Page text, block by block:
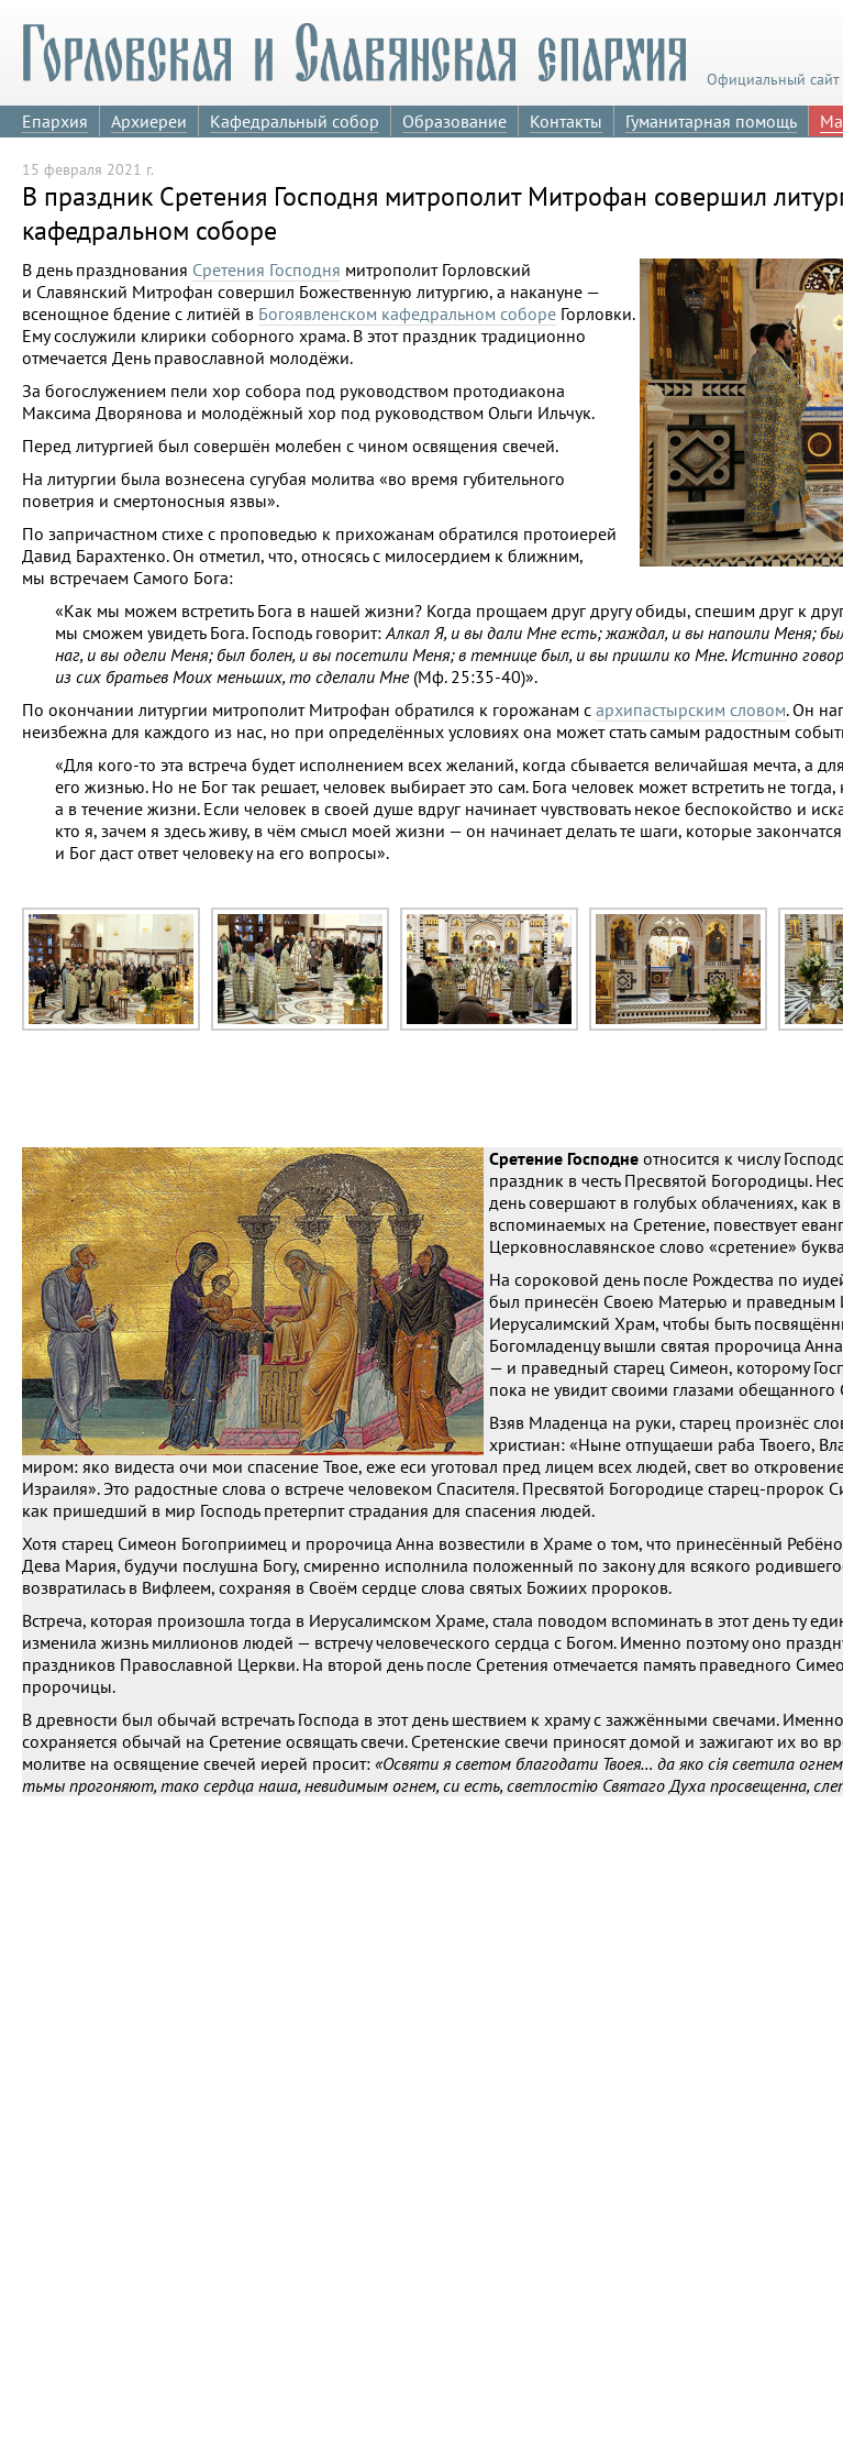
Официальный сайт
Епархия Архиереи Кафедральный собор Образование Контакты Гуманитарная помощь
15 февраля 2021 г.
В праздник Сретения Господня митрополит Митрофан совершил
кафедральном соборе
В день празднования Сретения Господня митрополит Горловский
и Славянский Митрофан совершил Божественную литургию, а накануне —
всенощное бдение с литиёй в Богоявленском кафедральном соборе Горловки.
Ему сослужили клирики соборного храма. В этот праздник традиционно
отмечается День православной молодёжи.
За богослужением пели хор собора под руководством протодиакона
Максима Дворянова и молодёжный хор под руководством Ольги Ильчук.
Перед литургией был совершён молебен с чином освящения свечей.
На литургии была вознесена сугубая молитва «во время губительного
поветрия и смертоносныя язвы».
По запричастном стихе с проповедью к прихожанам обратился протоиерей
Давид Барахтенко. Он отметил, что, относясь с милосердием к ближним,
мы встречаем Самого Бога:
«Как мы можем встретить Бога в нашей жизни? Когда прощаем друг другу обиды, спешим друг к
мы сможем увидеть Бога. Господь говорит:Алкал Я, и вы дали Мне есть; жаждал, и вы напоили Меня;
наг, и вы одели Меня; был болен, и вы посетили Меня; в темнице был, и вы пришли ко Мне. Истинно
из сих братьев Моих меньших, то сделали Мне(Мф. 25:35-40)».
По окончании литургии митрополит Митрофан обратился к горожанам с архипастырским словом. Он
неизбежна для каждого из нас, но при определённых условиях она может стать самым радостным
«Для кого-то эта встреча будет исполнением всех желаний, когда сбывается величайшая мечта, а
его жизнью. Но не Бог так решает, человек выбирает это сам. Бога человек может встретить не
а в течение жизни. Если человек в своей душе вдруг начинает чувствовать некое беспокойство и
кто я, зачем я здесь живу, в чём смысл моей жизни — он начинает делать те шаги, которые
и Бог даст ответ человеку на его вопросы».
Сретение Господне относится к числу
праздник в честь Пресвятой Богородицы.
день совершают в голубых облачениях, как
вспоминаемых на Сретение, повествует
Церковнославянское слово «сретение»
На сороковой день после Рождества по
был принесён Своею Матерью и
Иерусалимский Храм, чтобы быть
Богомладенцу вышли святая пророчица
— и праведный старец Симеон, которому
пока не увидит своими глазами обещанного
Взяв Младенца на руки, старец произнёс
христиан: «Ныне отпущаеши раба Твоего,
миром: яко видеста очи мои спасение Твое, еже еси уготовал пред лицем всех людей, свет во
Израиля». Это радостные слова о встрече человеком Спасителя. Пресвятой Богородице старец-пророк
как пришедший в мир Господь претерпит страдания для спасения людей.
Хотя старец Симеон Богоприимец и пророчица Анна возвестили в Храме о том, что принесённый
Дева Мария, будучи послушна Богу, смиренно исполнила положенный по закону для всякого
возвратилась в Вифлеем, сохраняя в Своём сердце слова святых Божиих пророков.
Встреча, которая произошла тогда в Иерусалимском Храме, стала поводом вспоминать в этот день ту
изменила жизнь миллионов людей — встречу человеческого сердца с Богом. Именно поэтому оно
праздников Православной Церкви. На второй день после Сретения отмечается память праведного
пророчицы.
В древности был обычай встречать Господа в этот день шествием к храму с зажжёнными свечами.
сохраняется обычай на Сретение освящать свечи. Сретенские свечи приносят домой и зажигают их во
молитве на освящение свечей иерей просит: «Освяти я светом благодати Твоея… да яко сiя светила
тьмы прогоняют, тако сердца наша, невидимым огнем, си есть, светлостiю Святаго Духа просвещенна,